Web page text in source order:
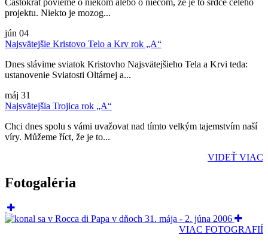
Častokrát povieme o niekom alebo o niečom, že je to srdce celého
projektu. Niekto je mozog...
jún 04
Najsvätejšie Kristovo Telo a Krv rok „A“
Dnes slávime sviatok Kristovho Najsvätejšieho Tela a Krvi teda:
ustanovenie Sviatosti Oltárnej a...
máj 31
Najsvätejšia Trojica rok „A“
Chci dnes spolu s vámi uvažovat nad tímto velkým tajemstvím naší
víry. Můžeme říct, že je to...
VIDEŤ VIAC
Fotogaléria
VIAC FOTOGRAFIÍ